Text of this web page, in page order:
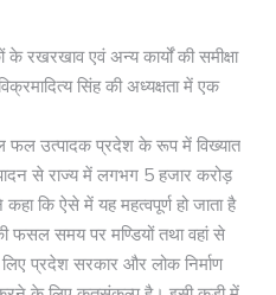
रखरखाव एवं अन्य कार्यों की समीक्षा
सिंह की अध्यक्षता में एक
फल उत्पादक प्रदेश के रूप में विख्यात
से राज्य में लगभग 5 हजार करोड़
कि ऐसे में यह महत्वपूर्ण हो जाता है
फसल समय पर मण्डियों तथा वहां से
प्रदेश सरकार और लोक निर्माण